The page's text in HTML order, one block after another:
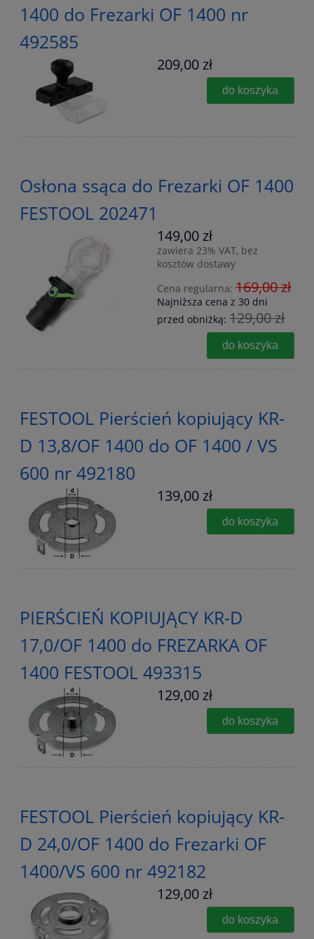
1400 do Frezarki OF 1400 nr
492585
209,00 zł
do koszyka
Osłona ssąca do Frezarki OF 1400
FESTOOL 202471
149,00 zł
zawiera 23% VAT, bez
kosztów dostawy
Cena regularna: 169,00 zł
Najniższa cena z 30 dni
przed obniżką: 129,00 zł
do koszyka
FESTOOL Pierścień kopiujący KR-
D 13,8/OF 1400 do OF 1400 / VS
600 nr 492180
139,00 zł
do koszyka
PIERŚCIEŃ KOPIUJĄCY KR-D
17,0/OF 1400 do FREZARKA OF
1400 FESTOOL 493315
129,00 zł
do koszyka
FESTOOL Pierścień kopiujący KR-
D 24,0/OF 1400 do Frezarki OF
1400/VS 600 nr 492182
129,00 zł
do koszyka